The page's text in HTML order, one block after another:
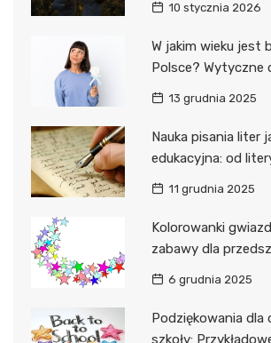
10 stycznia 2026
W jakim wieku jest
Polsce? Wytyczne
13 grudnia 2025
Nauka pisania liter
edukacyjna: od
11 grudnia 2025
Kolorowanki
zabawy dla
6 grudnia 2025
Podziękowania dla
szkoły: